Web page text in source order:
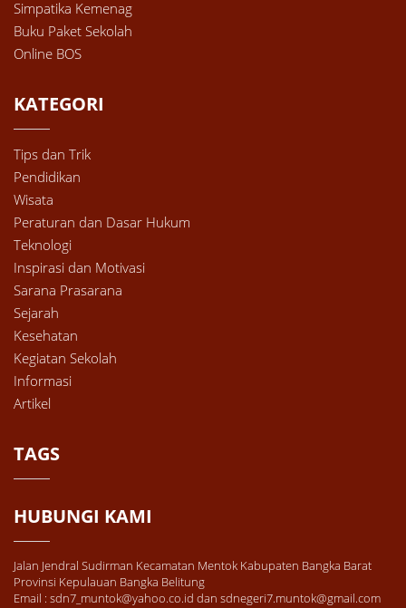
Simpatika Kemenag
Buku Paket Sekolah
Online BOS
KATEGORI
Tips dan Trik
Pendidikan
Wisata
Peraturan dan Dasar Hukum
Teknologi
Inspirasi dan Motivasi
Sarana Prasarana
Sejarah
Kesehatan
Kegiatan Sekolah
Informasi
Artikel
TAGS
HUBUNGI KAMI
Jalan Jendral Sudirman Kecamatan Mentok Kabupaten Bangka Barat
Provinsi Kepulauan Bangka Belitung
Email : sdn7_muntok@yahoo.co.id dan sdnegeri7.muntok@gmail.com